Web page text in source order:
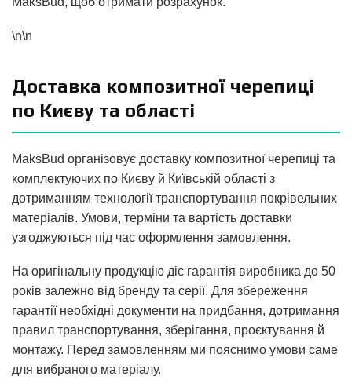
\n\n
Доставка композитної черепиці
по Києву та області
MaksBud організовує доставку композитної черепиці та
комплектуючих по Києву й Київській області з
дотриманням технології транспортування покрівельних
матеріалів. Умови, терміни та вартість доставки
узгоджуються під час оформлення замовлення.
На оригінальну продукцію діє гарантія виробника до 50
років залежно від бренду та серії. Для збереження
гарантії необхідні документи на придбання, дотримання
правил транспортування, зберігання, проєктування й
монтажу. Перед замовленням ми пояснимо умови саме
для вибраного матеріалу.